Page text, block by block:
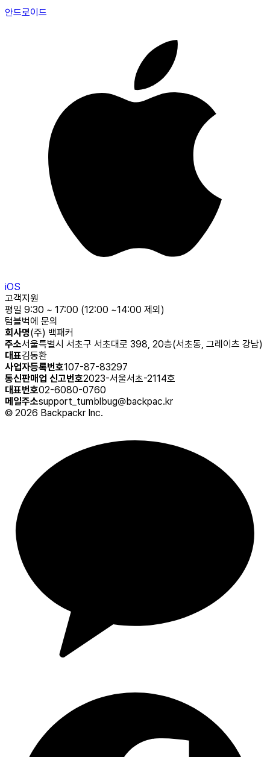
안드로이드
iOS
고객지원
평일 9:30 ~ 17:00 (12:00 ~14:00 제외)
텀블벅에 문의
회사명(주) 백패커
주소서울특별시 서초구 서초대로 398, 20층(서초동, 그레이츠 강남)
대표김동환
사업자등록번호107-87-83297
통신판매업 신고번호2023-서울서초-2114호
대표번호02-6080-0760
메일주소support_tumblbug@backpac.kr
© 2026 Backpackr Inc.